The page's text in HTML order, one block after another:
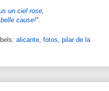
un ciel rose,
cause!".
alicante fotos pilar de la